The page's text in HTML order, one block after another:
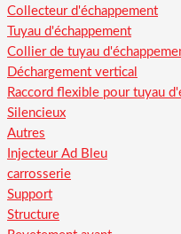
Collecteur d'échappement
Tuyau d'échappement
Collier de tuyau
Déchargement vertical
Raccord flexible pour tuyau
Silencieux
Autres
Injecteur Ad Bleu
carrosserie
Support
Structure